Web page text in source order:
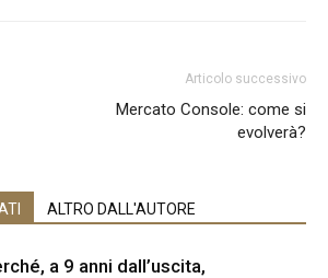
Articolo successivo
Mercato Console: come si
evolverà?
ALTRO DALL'AUTORE
a 9 anni dall’uscita,